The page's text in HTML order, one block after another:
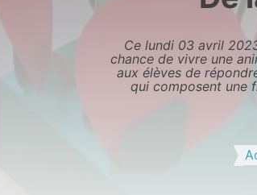
Ce lundi 03 avril
chance de vivre une
aux élèves de
qui composent une